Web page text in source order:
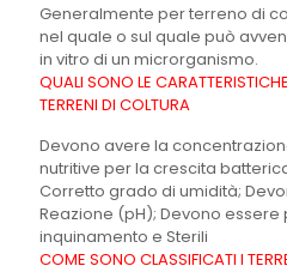
Generalmente per terreno di
nel quale o sul quale può
in vitro di un microrganismo.
QUALI SONO LE
TERRENI DI COLTURA
Devono avere la
nutritive per la crescita
Corretto grado di umidità;
Reazione (pH); Devono
inquinamento e Sterili
COME SONO CLASSIFICATI I